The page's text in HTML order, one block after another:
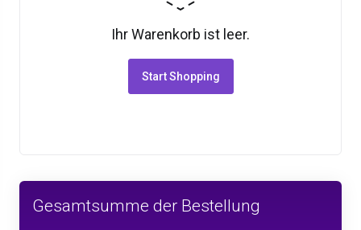
Ihr Warenkorb ist leer.
Start Shopping
Gesamtsumme der Bestellung